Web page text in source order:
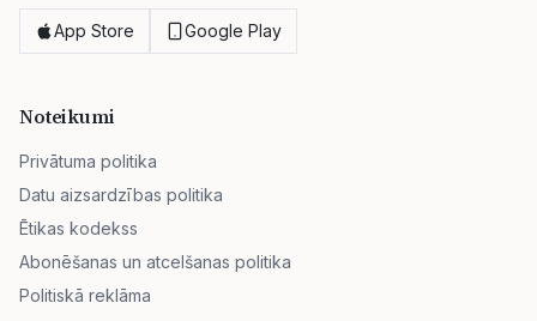
App Store Google Play
Noteikumi
Privātuma politika
Datu aizsardzības politika
Ētikas kodekss
Abonēšanas un atcelšanas politika
Politiskā reklāma